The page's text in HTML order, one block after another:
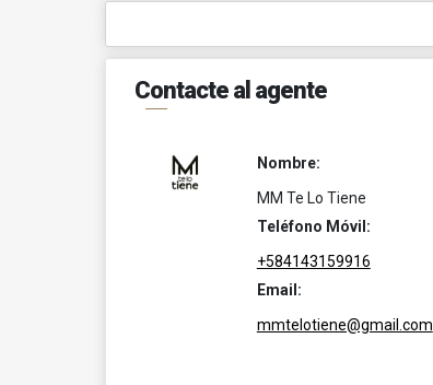
Contacte al agente
Nombre:
MM Te Lo Tiene
Teléfono Móvil:
+584143159916
Email:
mmtelotiene@gmail.com